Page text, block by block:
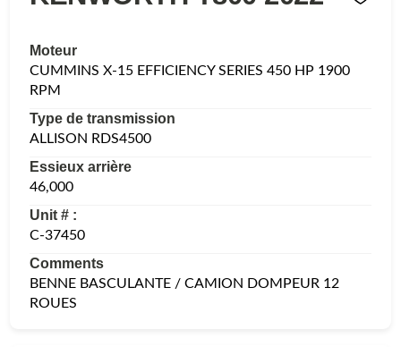
Moteur
CUMMINS X-15 EFFICIENCY SERIES 450 HP 1900
RPM
Type de transmission
ALLISON RDS4500
Essieux arrière
46,000
Unit # :
C-37450
Comments
BENNE BASCULANTE / CAMION DOMPEUR 12
ROUES